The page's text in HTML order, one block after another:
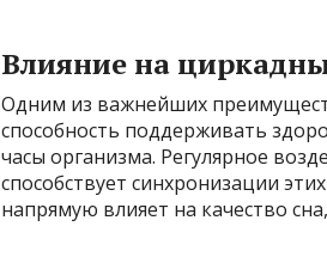
Влияние на
Одним из важнейших
способность поддерживать
часы организма. Регулярное
способствует синхронизации
напрямую влияет на качество